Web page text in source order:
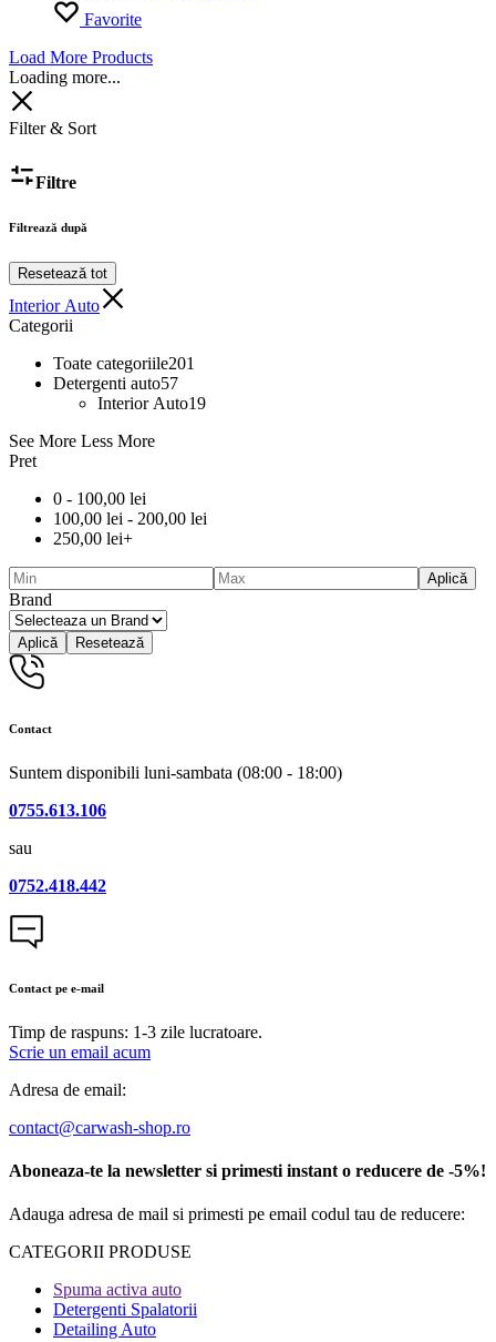
Favorite
Load More Products
Loading more...
Filter & Sort
Filtre
Filtrează după
Resetează tot
Interior Auto
Categorii
Toate categoriile201
Detergenti auto57
Interior Auto19
See More Less More
Pret
0 - 100,00 lei
100,00 lei - 200,00 lei
250,00 lei+
Aplică
Brand
Aplică Resetează
Contact
Suntem disponibili luni-sambata (08:00 - 18:00)
0755.613.106
sau
0752.418.442
Contact pe e-mail
Timp de raspuns: 1-3 zile lucratoare.
Scrie un email acum
Adresa de email:
contact@carwash-shop.ro
Aboneaza-te la newsletter si primesti instant o reducere de -5%!
Adauga adresa de mail si primesti pe email codul tau de reducere:
CATEGORII PRODUSE​
Spuma activa auto
Detergenti Spalatorii
Detailing Auto